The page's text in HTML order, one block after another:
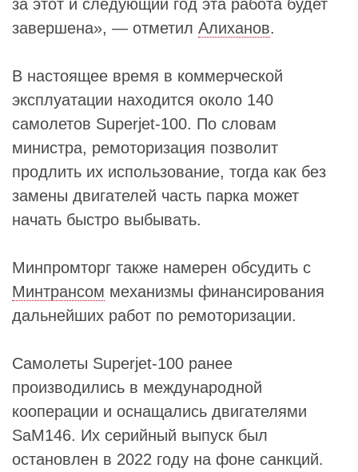
за этот и следующий год эта работа будет
завершена», — отметил Алиханов.
В настоящее время в коммерческой
эксплуатации находится около 140
самолетов Superjet-100. По словам
министра, ремоторизация позволит
продлить их использование, тогда как без
замены двигателей часть парка может
начать быстро выбывать.
Минпромторг также намерен обсудить с
Минтрансом механизмы финансирования
дальнейших работ по ремоторизации.
Самолеты Superjet-100 ранее
производились в международной
кооперации и оснащались двигателями
SaM146. Их серийный выпуск был
остановлен в 2022 году на фоне санкций.